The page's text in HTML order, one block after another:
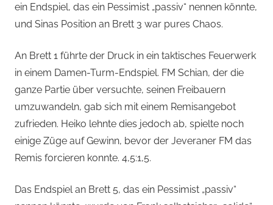
ein Endspiel, das ein Pessimist „passiv“ nennen könnte,
und Sinas Position an Brett 3 war pures Chaos.
An Brett 1 führte der Druck in ein taktisches Feuerwerk
in einem Damen-Turm-Endspiel. FM Schian, der die
ganze Partie über versuchte, seinen Freibauern
umzuwandeln, gab sich mit einem Remisangebot
zufrieden. Heiko lehnte dies jedoch ab, spielte noch
einige Züge auf Gewinn, bevor der Jeveraner FM das
Remis forcieren konnte. 4,5:1,5.
Das Endspiel an Brett 5, das ein Pessimist „passiv“